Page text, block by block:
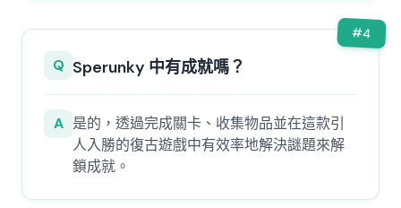
#4
Q Sperunky 中有成就嗎？
A 是的，透過完成關卡、收集物品並在這款引
人入勝的復古遊戲中有效率地解決謎題來解
鎖成就。